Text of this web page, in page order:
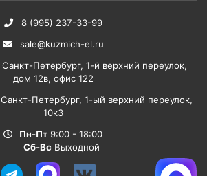
8 (995) 237-33-99
sale@kuzmich-el.ru
Санкт-Петербург, 1-й верхний переулок,
дом 12в, офис 122
Санкт-Петербург, 1-ый верхний переулок,
10к3
Пн-Пт 9:00 - 18:00
Сб-Вс Выходной